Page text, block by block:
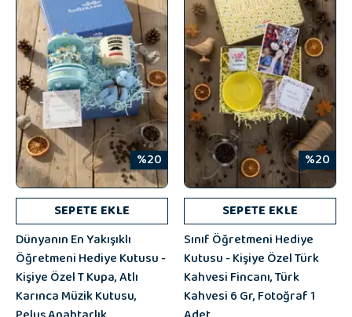
%20
SEPETE EKLE
Dünyanın En Yakışıklı
Öğretmeni Hediye Kutusu -
Kişiye Özel T Kupa, Atlı
Karınca Müzik Kutusu,
%20
SEPETE EKLE
Sınıf Öğretmeni Hediye
Kutusu - Kişiye Özel Türk
Kahvesi Fincanı, Türk
Kahvesi 6 Gr, Fotoğraf 1